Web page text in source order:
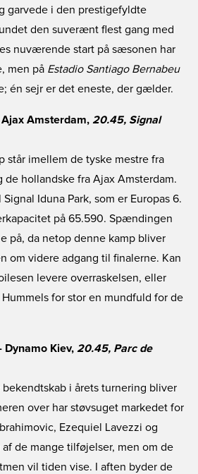
garvede i den prestigefyldte
den suverænt flest gang med
nuværende start på sæsonen har
men på Estadio Santiago Bernabeu
én sejr er det eneste, der gælder.
Amsterdam, 20.45, Signal
står imellem de tyske mestre fra
de hollandske fra Ajax Amsterdam.
Iduna Park, som er Europas 6.
på 65.590. Spændingen
på, da netop denne kamp bliver
om videre adgang til finalerne. Kan
levere overraskelsen, eller
for stor en mundfuld for de
Dynamo Kiev, 20.45, Parc de
i årets turnering bliver
over har støvsuget markedet for
Ezequiel Lavezzi og
de mange tilføjelser, men om de
vil tiden vise. I aften byder de